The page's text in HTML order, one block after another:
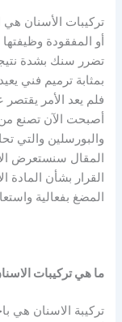
تركيبات الأسنان
أو المفقودة
تضرر سنك بشدة
بمثابة ترميم فني
فلم يعد الأمر
أصبحت الآن تصنع من
والبورسلين والتي
المقال سنستعرض
القرار بشأن
المضغ بفعالية
ما هي تركيبات
تركيبة الاسنان هي